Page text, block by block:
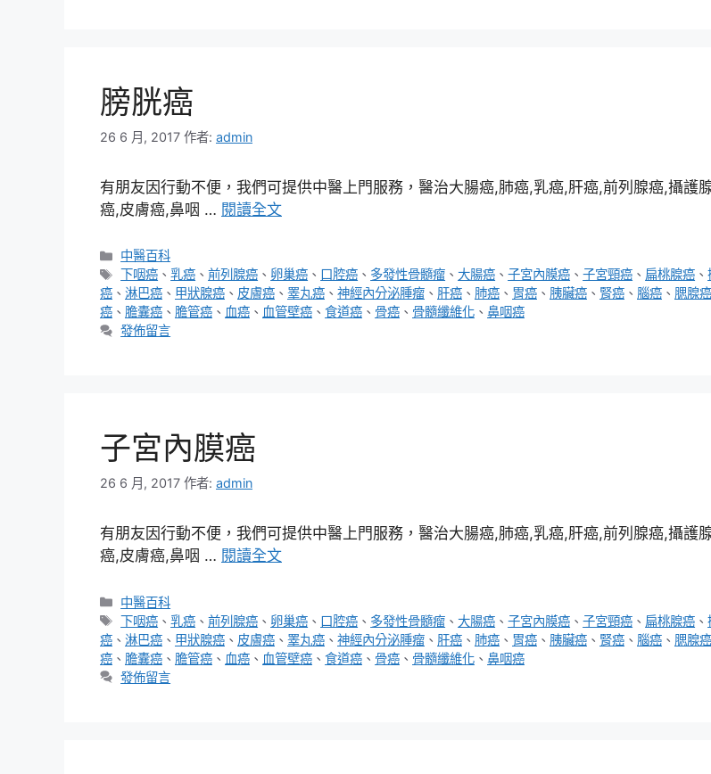
膀胱癌
26 6 月, 2017 作者: admin
有朋友因行動不便，我們可提供中醫上門服務，醫治大腸癌,肺癌,乳癌,肝癌,前列腺癌,攝護
癌,皮膚癌,鼻咽 … 閱讀全文
分
類
中醫百科
標
籤
下咽癌 、乳癌 、前列腺癌 、 卵巢癌 、 口腔癌 、 多發性骨髓瘤 、大腸癌 、子宮內膜癌 、子宮頸癌 、 扁桃腺癌 、
癌 、 淋巴癌 、 甲狀腺癌 、 皮膚癌 、 睪丸癌 、 神經內分泌腫瘤 、 肝癌 、 肺癌 、 胃癌 、 胰臟癌 、 腎癌 、 腦癌 、 腮腺癌
癌 、 膽囊癌 、 膽管癌 、 血癌 、 血管壁癌 、 食道癌 、 骨癌 、 骨髓纖維化 、 鼻咽癌
發佈留言
子宮內膜癌
26 6 月, 2017 作者: admin
有朋友因行動不便，我們可提供中醫上門服務，醫治大腸癌,肺癌,乳癌,肝癌,前列腺癌,攝護
癌,皮膚癌,鼻咽 … 閱讀全文
分
類
中醫百科
標
籤
下咽癌 、乳癌 、前列腺癌 、 卵巢癌 、 口腔癌 、 多發性骨髓瘤 、大腸癌 、子宮內膜癌 、子宮頸癌 、 扁桃腺癌 、
癌 、 淋巴癌 、 甲狀腺癌 、 皮膚癌 、 睪丸癌 、 神經內分泌腫瘤 、 肝癌 、 肺癌 、 胃癌 、 胰臟癌 、 腎癌 、 腦癌 、 腮腺癌
癌 、 膽囊癌 、 膽管癌 、 血癌 、 血管壁癌 、 食道癌 、 骨癌 、 骨髓纖維化 、 鼻咽癌
發佈留言